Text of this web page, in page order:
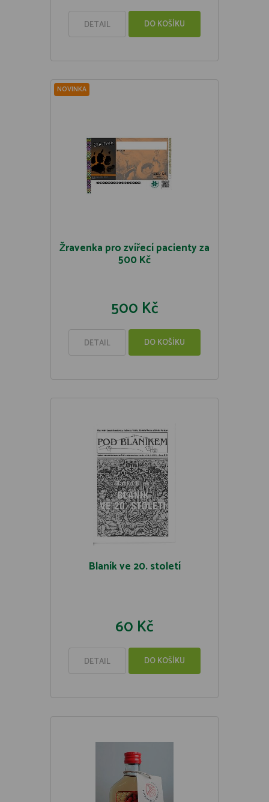
DETAIL DO KOŠÍKU
NOVINKA
Žravenka pro zvířecí pacienty za
500 Kč
500 Kč
DETAIL DO KOŠÍKU
Blaník ve 20. století
60 Kč
DETAIL DO KOŠÍKU